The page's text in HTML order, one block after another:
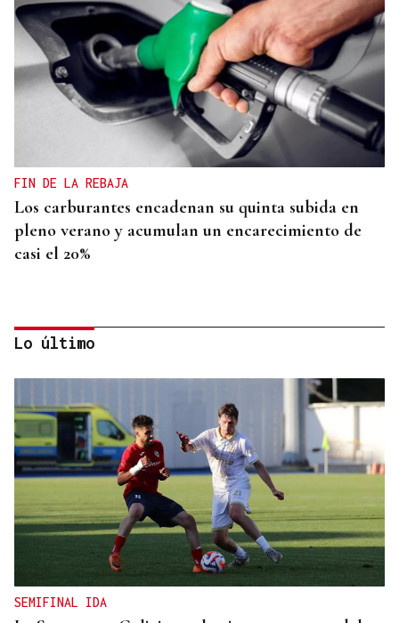
FIN DE LA REBAJA
Los carburantes encadenan su quinta subida en
pleno verano y acumulan un encarecimiento de
casi el 20%
PRIMEROS RESULTADOS
SpaceX baja un 12% en bolsa al disparar su gasto
gasto en IA
Lo último
SEMIFINAL IDA